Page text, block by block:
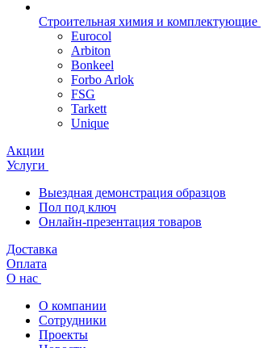
Строительная химия и комплектующие
Eurocol
Arbiton
Bonkeel
Forbo Arlok
FSG
Tarkett
Unique
Акции
Услуги
Выездная демонстрация образцов
Пол под ключ
Онлайн-презентация товаров
Доставка
Оплата
О нас
О компании
Сотрудники
Проекты